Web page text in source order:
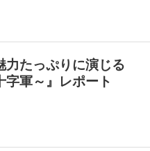
力たっぷりに演じる
字軍～』レポート